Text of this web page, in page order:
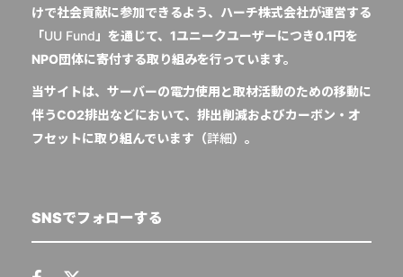
けで社会貢献に参加できるよう、ハーチ株式会社が運営する
「UU Fund 」を通じて、1ユニークユーザーにつき0.1円を
NPO団体に寄付する取り組みを行っています。
当サイトは、サーバーの電力使用と取材活動のための移動に
伴うCO2排出などにおいて、排出削減およびカーボン・オ
フセットに取り組んでいます（詳細）。
SNSでフォローする